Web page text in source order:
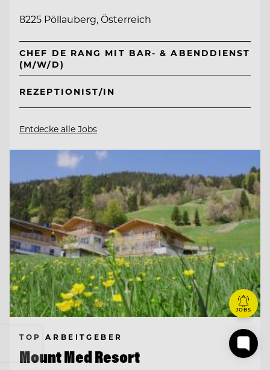
8225 Pöllauberg, Österreich
CHEF DE RANG MIT BAR- & ABENDDIENST
(M/W/D)
REZEPTIONIST/IN
Entdecke alle Jobs
TOP ARBEITGEBER
Mount Med Resort
JOBS